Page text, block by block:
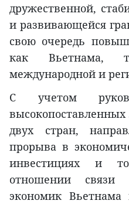
дружественной,
и развивающейся
свою очередь
как
международной и
С учетом
двух стран,
прорыва в
инвестициях и
отношении связи
экономик